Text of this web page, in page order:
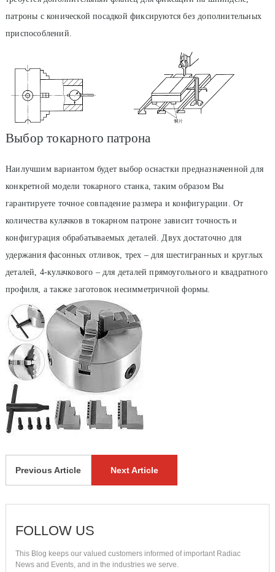
патроны с конической посадкой фиксируются без дополнительных
приспособлений.
Выбор токарного патрона
Наилучшим вариантом будет выбор оснастки предназначенной для
конкретной модели токарного станка, таким образом Вы
гарантируете точное совпадение размера и конфигурации. От
количества кулачков в токарном патроне зависит точность и
конфигурация обрабатываемых деталей. Двух достаточно для
удержания фасонных отливок, трех – для шестигранных и круглых
деталей, 4-кулачкового – для деталей прямоугольного и квадратного
профиля, а также заготовок несимметричной формы.
Previous Article Next Article
FOLLOW US
This Blog keeps our valued customers informed of important Radiac
News and Events, and in the industries we serve.